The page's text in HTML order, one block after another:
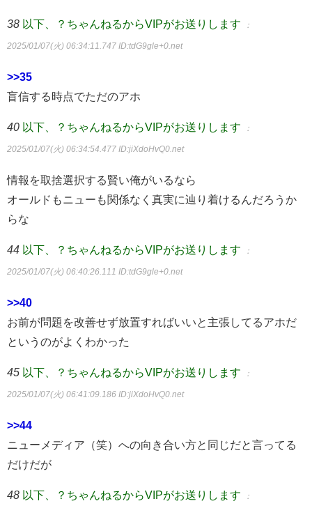
38 以下、？ちゃんねるからVIPがお送りします ：
2025/01/07(火) 06:34:11.747 ID:tdG9gle+0.net
>>35
盲信する時点でただのアホ
40 以下、？ちゃんねるからVIPがお送りします ：
2025/01/07(火) 06:34:54.477 ID:jiXdoHvQ0.net
情報を取捨選択する賢い俺がいるなら
オールドもニューも関係なく真実に辿り着けるんだろうか
らな
44 以下、？ちゃんねるからVIPがお送りします ：
2025/01/07(火) 06:40:26.111 ID:tdG9gle+0.net
>>40
お前が問題を改善せず放置すればいいと主張してるアホだ
というのがよくわかった
45 以下、？ちゃんねるからVIPがお送りします ：
2025/01/07(火) 06:41:09.186 ID:jiXdoHvQ0.net
>>44
ニューメディア（笑）への向き合い方と同じだと言ってる
だけだが
48 以下、？ちゃんねるからVIPがお送りします ：